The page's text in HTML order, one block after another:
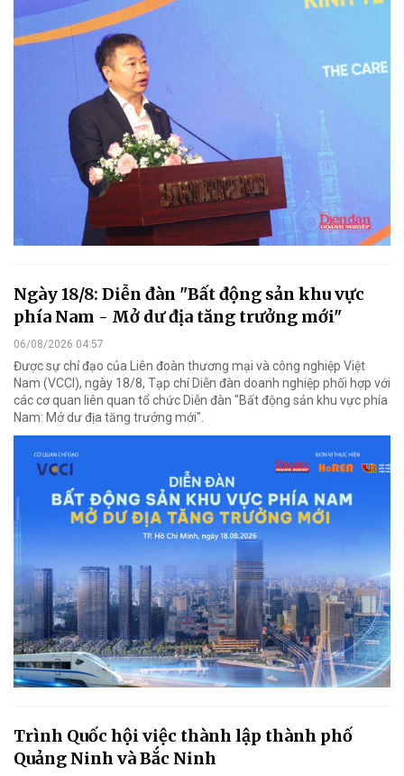
Ngày 18/8: Diễn đàn "Bất động sản khu vực
phía Nam - Mở dư địa tăng trưởng mới"
06/08/2026 04:57
Được sự chỉ đạo của Liên đoàn thương mại và công nghiệp Việt
Nam (VCCI), ngày 18/8, Tạp chí Diễn đàn doanh nghiệp phối hợp với
các cơ quan liên quan tổ chức Diễn đàn "Bất động sản khu vực phía
Nam: Mở dư địa tăng trưởng mới".
Trình Quốc hội việc thành lập thành phố
Quảng Ninh và Bắc Ninh